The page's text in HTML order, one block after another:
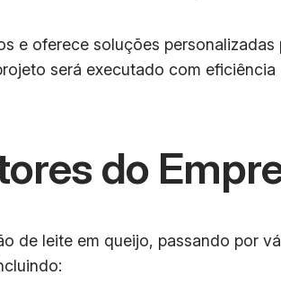
e oferece soluções
será executado com
do
de leite em queijo, passando por